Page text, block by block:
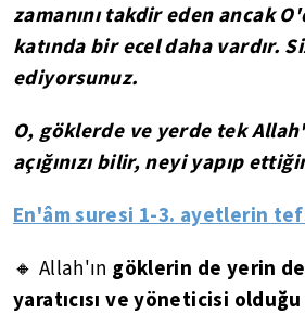
zamanını takdir eden ancak
katında bir ecel daha vardır.
ediyorsunuz.
O, göklerde ve yerde tek
açığınızı bilir, neyi yapıp
En'âm suresi 1-3. ayetlerin
🔸 Allah'ın göklerin de yerin
yaratıcısı ve yöneticisi olduğu